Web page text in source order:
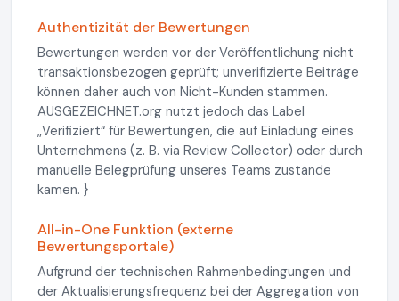
Authentizität der Bewertungen
Bewertungen werden vor der Veröffentlichung nicht
transaktionsbezogen geprüft; unverifizierte Beiträge
können daher auch von Nicht-Kunden stammen.
AUSGEZEICHNET.org nutzt jedoch das Label
„Verifiziert“ für Bewertungen, die auf Einladung eines
Unternehmens (z. B. via Review Collector) oder durch
manuelle Belegprüfung unseres Teams zustande
kamen. }
All-in-One Funktion (externe
Bewertungsportale)
Aufgrund der technischen Rahmenbedingungen und
der Aktualisierungsfrequenz bei der Aggregation von